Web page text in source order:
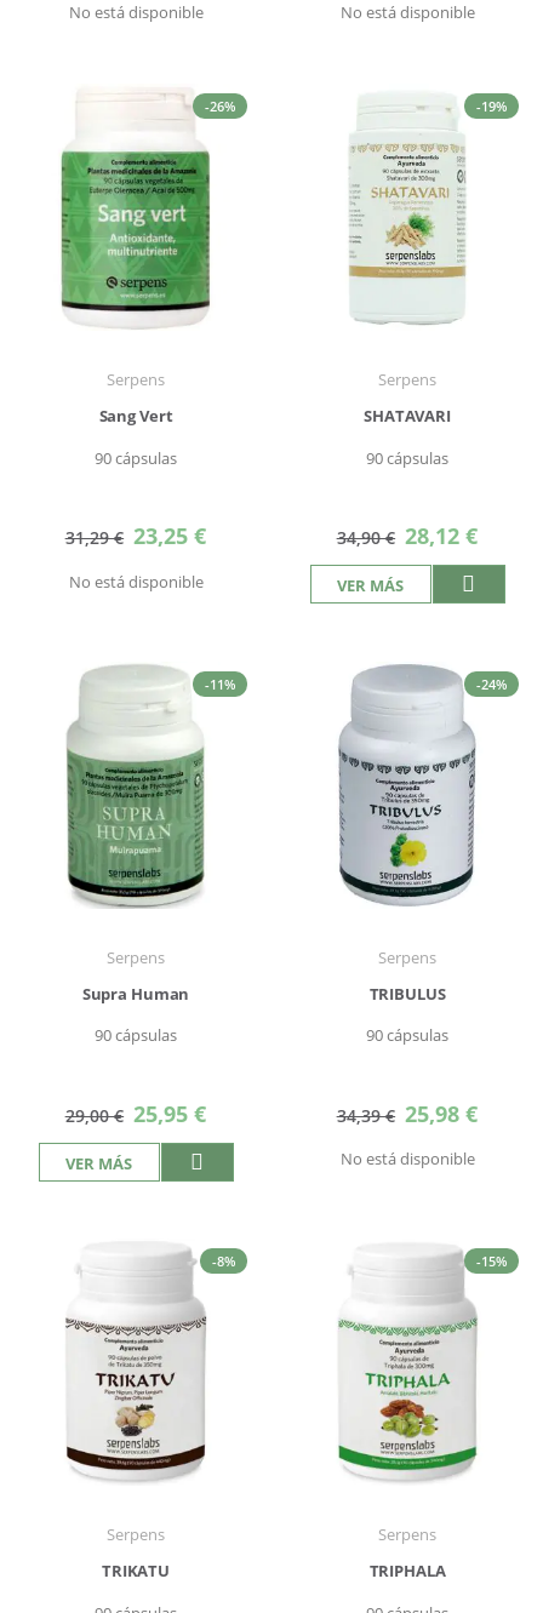
No está disponible No está disponible
-26%
Serpens
Sang Vert
90 cápsulas
31,29 € Precio
especial
23,25 €
No está disponible
-19%
Serpens
SHATAVARI
90 cápsulas
34,90 € Precio
especial
28,12 €
VER MÁS
-11%
Serpens
Supra Human
90 cápsulas
29,00 € Precio
especial
25,95 €
VER MÁS
-24%
Serpens
TRIBULUS
90 cápsulas
34,39 € Precio
especial
25,98 €
No está disponible
-8%
Serpens
TRIKATU
-15%
Serpens
TRIPHALA